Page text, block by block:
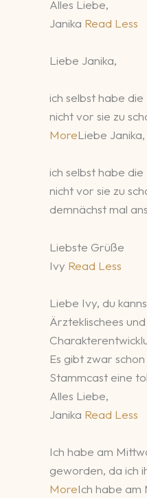
Alles Liebe,
Janika Read Less
Liebe Janika,
ich selbst habe
nicht vor sie zu
MoreLiebe Janika,
ich selbst habe
nicht vor sie zu
demnächst mal
Liebste Grüße
Ivy Read Less
Liebe Ivy, du
Ärzteklischees
Es gibt zwar
Stammcast eine
Alles Liebe,
Janika Read Less
Ich habe am
geworden, da ich
MoreIch habe am